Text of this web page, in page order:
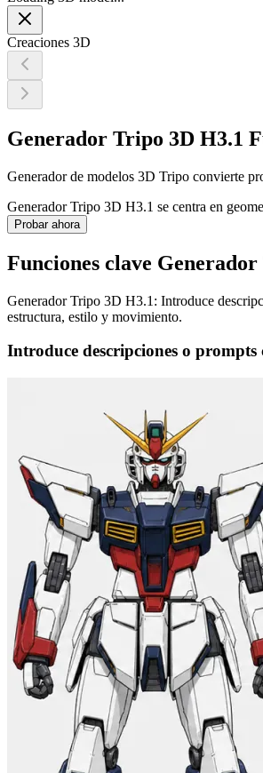
Creaciones 3D
Generador Tripo 3D H3.1
Generador de modelos 3D Tripo convierte
Generador Tripo 3D H3.1 se centra en
Probar ahora
Funciones clave
Generador Tripo 3D H3.1: Introduce
estructura, estilo y movimiento.
Introduce descripciones o prompts